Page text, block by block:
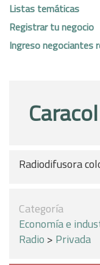
Listas temáticas
Registrar tu negocio
Ingreso negociantes
Radiodifusora
Categoría
Economía e
Radio > Privada